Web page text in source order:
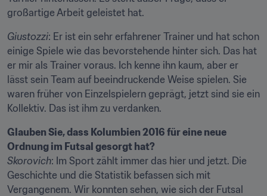
großartige Arbeit geleistet hat.
Giustozzi: Er ist ein sehr erfahrener Trainer und hat schon
einige Spiele wie das bevorstehende hinter sich. Das hat
er mir als Trainer voraus. Ich kenne ihn kaum, aber er
lässt sein Team auf beeindruckende Weise spielen. Sie
waren früher von Einzelspielern geprägt, jetzt sind sie ein
Kollektiv. Das ist ihm zu verdanken.
Glauben Sie, dass Kolumbien 2016 für eine neue
Ordnung im Futsal gesorgt hat?
Skorovich: Im Sport zählt immer das hier und jetzt. Die
Geschichte und die Statistik befassen sich mit
Vergangenem. Wir konnten sehen, wie sich der Futsal